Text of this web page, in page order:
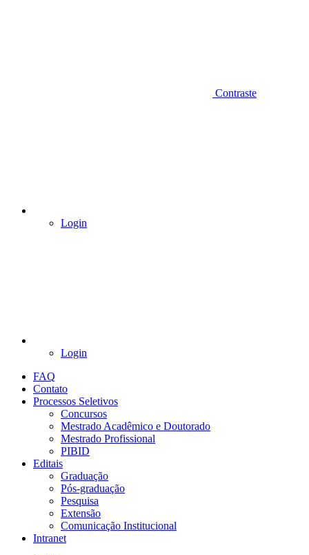
Contraste
Login
Login
FAQ
Contato
Processos Seletivos
Concursos
Mestrado Acadêmico e Doutorado
Mestrado Profissional
PIBID
Editais
Graduação
Pós-graduação
Pesquisa
Extensão
Comunicação Institucional
Intranet